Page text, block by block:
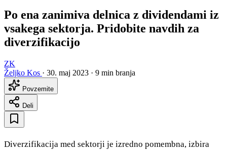
Po ena zanimiva delnica z dividendami iz
vsakega sektorja. Pridobite navdih za
diverzifikacijo
ZK
Željko Kos · 30. maj 2023 · 9 min branja
Povzemite
Deli
Diverzifikacija med sektorji je izredno pomembna, izbira